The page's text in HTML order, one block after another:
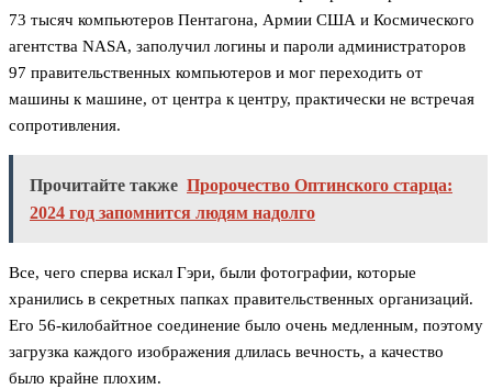
73 тысяч компьютеров Пентагона, Армии США и Космического
агентства NASA, заполучил логины и пароли администраторов
97 правительственных компьютеров и мог переходить от
машины к машине, от центра к центру, практически не встречая
сопротивления.
Прочитайте также Пророчество Оптинского старца:
2024 год запомнится людям надолго
Все, чего сперва искал Гэри, были фотографии, которые
хранились в секретных папках правительственных организаций.
Его 56-килобайтное соединение было очень медленным, поэтому
загрузка каждого изображения длилась вечность, а качество
было крайне плохим.